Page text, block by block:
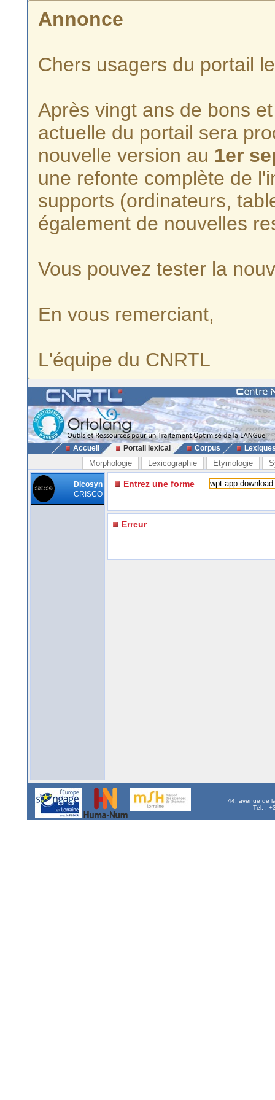
Annonce
Chers usagers du portail
Après vingt ans de bons
actuelle du portail sera
nouvelle version au 1er
une refonte complète de
supports (ordinateurs,
également de nouvelles
Vous pouvez tester la
En vous remerciant,
L'équipe du CNRTL
Accueil Portail lexical Corpus
Morphologie Lexicographie Etymologie
Dicosyn
CRISCO
Entrez une forme
Erreur
44, avenue de
Tél. :